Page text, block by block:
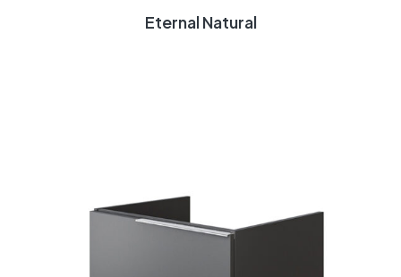
Eternal Natural